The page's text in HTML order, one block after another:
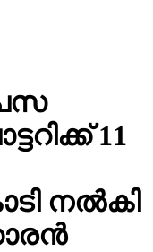
11
നല്‍കി